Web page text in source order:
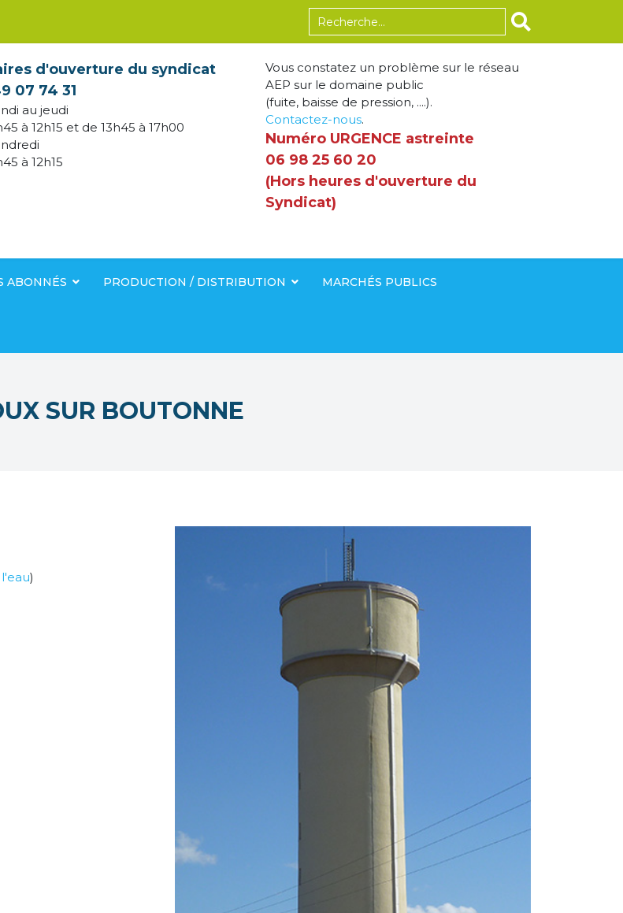
Rechercher
d'ouverture du syndicat
07 74 31
au jeudi
à 12h15 et de 13h45 à 17h00
à 12h15
Vous constatez un problème sur le réseau
AEP sur le domaine public
(fuite, baisse de pression, ....).
Contactez-nous.
Numéro URGENCE astreinte
06 98 25 60 20
(Hors heures d'ouverture du
Syndicat)
ABONNÉS PRODUCTION / DISTRIBUTION MARCHÉS PUBLICS
SUR BOUTONNE
)